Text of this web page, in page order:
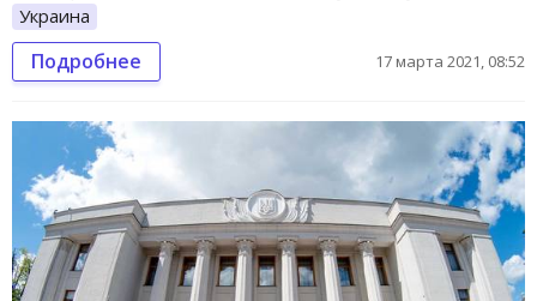
Украина
Подробнее 17 марта 2021, 08:52